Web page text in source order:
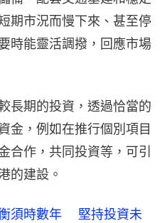
期市況而慢下來、甚至停
時能靈活調撥，回應市場
長期的投資，透過恰當的
金，例如在推行個別項目
合作，共同投資等，可引
的建設。
須時數年 堅持投資未